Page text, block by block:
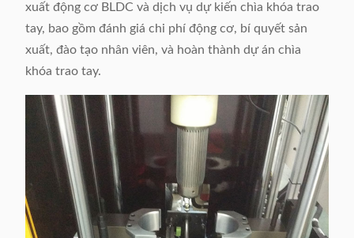
xuất động cơ BLDC và dịch vụ dự kiến ​​chìa khóa trao
tay, bao gồm đánh giá chi phí động cơ, bí quyết sản
xuất, đào tạo nhân viên, và hoàn thành dự án chìa
khóa trao tay.